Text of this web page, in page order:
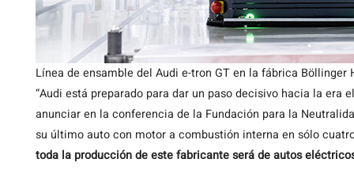
Línea de ensamble del Audi e-tron GT en la fábrica Böllinger
“Audi está preparado para dar un paso decisivo hacia la era
anunciar en la conferencia de la Fundación para la
su último auto con motor a combustión interna en sólo
toda la producción de este fabricante será de autos